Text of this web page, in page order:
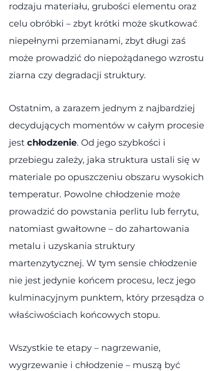
rodzaju materiału, grubości elementu oraz
celu obróbki – zbyt krótki może skutkować
niepełnymi przemianami, zbyt długi zaś
może prowadzić do niepożądanego wzrostu
ziarna czy degradacji struktury.
Ostatnim, a zarazem jednym z najbardziej
decydujących momentów w całym procesie
jest chłodzenie. Od jego szybkości i
przebiegu zależy, jaka struktura ustali się w
materiale po opuszczeniu obszaru wysokich
temperatur. Powolne chłodzenie może
prowadzić do powstania perlitu lub ferrytu,
natomiast gwałtowne – do zahartowania
metalu i uzyskania struktury
martenzytycznej. W tym sensie chłodzenie
nie jest jedynie końcem procesu, lecz jego
kulminacyjnym punktem, który przesądza o
właściwościach końcowych stopu.
Wszystkie te etapy – nagrzewanie,
wygrzewanie i chłodzenie – muszą być